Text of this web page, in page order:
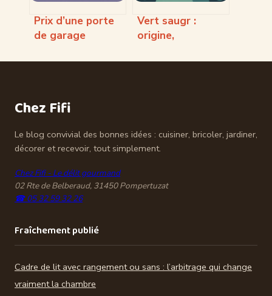
Prix d’une porte
de garage
comprendre,
Vert saugr :
origine,
usages de cette
Chez Fifi
Le blog convivial des bonnes idées : cuisiner, bricoler, jardiner,
décorer et recevoir, tout simplement.
Chez Fifi - Le délit gourmand
02 Rte de Belberaud, 31450 Pompertuzat
☎ 05 32 59 32 26
Fraîchement publié
Cadre de lit avec rangement ou sans : l’arbitrage qui change
vraiment la chambre